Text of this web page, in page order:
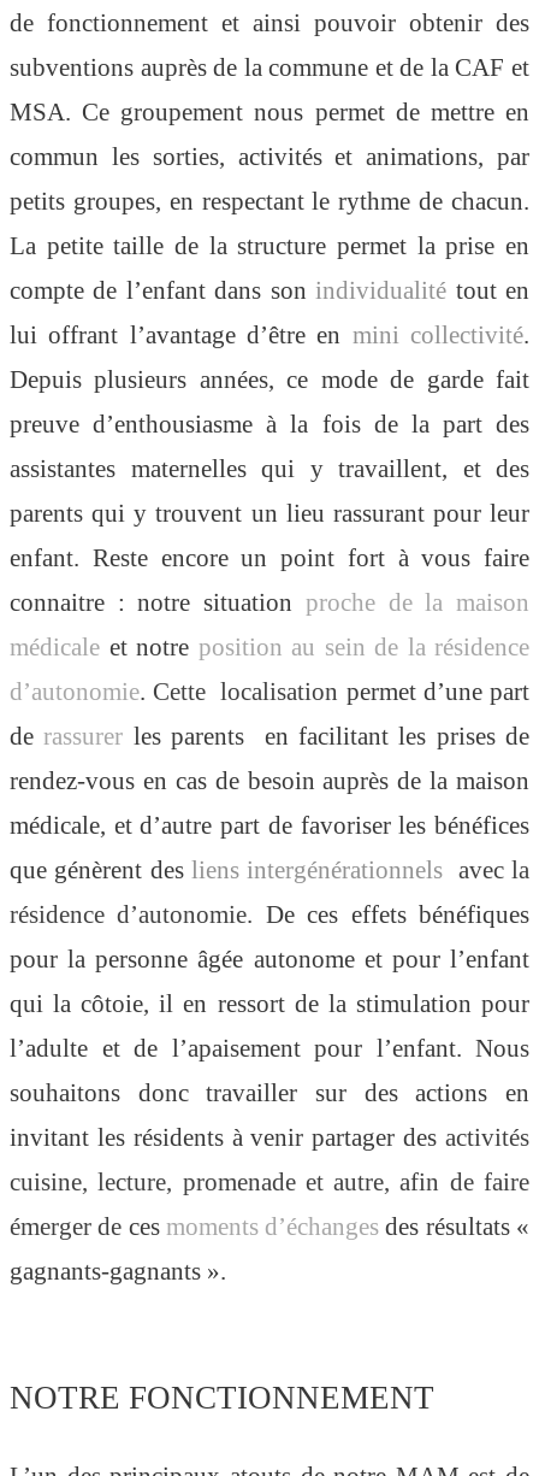
de fonctionnement et ainsi pouvoir obtenir des
subventions auprès de la commune et de la CAF et
MSA. Ce groupement nous permet de mettre en
commun les sorties, activités et animations, par
petits groupes, en respectant le rythme de chacun.
La petite taille de la structure permet la prise en
compte de l’enfant dans sonindividualité tout en
lui offrant l’avantage d’être en mini collectivité.
Depuis plusieurs années, ce mode de garde fait
preuve d’enthousiasme à la fois de la part des
assistantes maternelles qui y travaillent, et des
parents qui y trouvent un lieu rassurant pour leur
enfant. Reste encore un point fort à vous faire
connaitre :notre situation proche de la maison
médicale et notre position au sein de la résidence
d’autonomie. Cette localisation permet d’une part
derassurer les parents en facilitant les prises de
rendez-vous en cas de besoin auprès de la maison
médicale, et d’autre part de favoriser les bénéfices
que génèrent des liens intergénérationnels avec la
résidence d’autonomie. De ces effets bénéfiques
pour la personne âgée autonome et pour l’enfant
qui la côtoie, il en ressort de la stimulation pour
l’adulte et de l’apaisement pour l’enfant. Nous
souhaitons donc travailler sur des actions en
invitant les résidents à venir partager des activités
cuisine, lecture, promenade et autre, afin de faire
émerger de ces moments d’échangesdes résultats «
gagnants-gagnants ».
NOTRE FONCTIONNEMENT